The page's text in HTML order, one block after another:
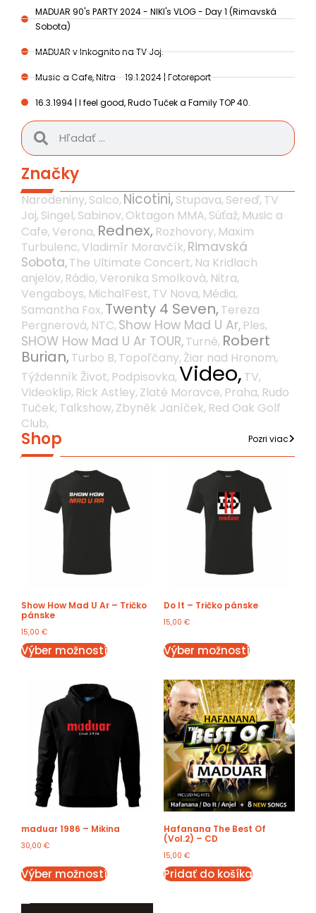
MADUAR 90's PARTY 2024 - NIKI's VLOG - Day 1 (Rimavská
Sobota)
MADUAR v Inkognito na TV Joj.
Music a Cafe, Nitra - 19.1.2024 | Fotoreport
16.3.1994 | I feel good, Rudo Tuček a Family TOP 40.
Značky
Narodeniny, Salco, Nicotini, Stupava, Sereď, TV
Joj, Singel, Sabinov, Oktagon MMA, Súťaž, Music a
Cafe, Verona, Rednex, Rozhovory, Maxim
Turbulenc, Vladimír Moravčík, Rimavská
Sobota,The Ultimate Concert, Na Kridlach
anjelov, Rádio, Veronika Smolková, Nitra,
Vengaboys, MichalFest, TV Nova, Média,
Samantha Fox, Twenty 4 Seven, Tereza
Pergnerová, NTC, Show How Mad U Ar, Ples,
SHOW How Mad U Ar TOUR,Turné, Robert
Burian, Turbo B, Topoľčany, Žiar nad Hronom,
Týždenník Život, Podpisovka,Video, TV,
Videoklip, Rick Astley, Zlaté Moravce, Praha, Rudo
Tuček, Talkshow, Zbyněk Janíček, Red Oak Golf
Club,
Shop Pozri viac
Show How Mad U Ar – Tričko
pánske
15,00 €
Výber možností
Do It – Tričko pánske
15,00 €
Výber možností
maduar 1986 – Mikina
30,00 €
Výber možností
Hafanana The Best Of
(Vol.2) – CD
15,00 €
Pridať do košíka